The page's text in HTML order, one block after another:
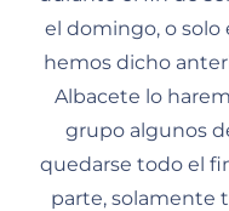
el domingo, o solo
hemos dicho
Albacete lo
grupo algunos
quedarse todo el
parte, solamente